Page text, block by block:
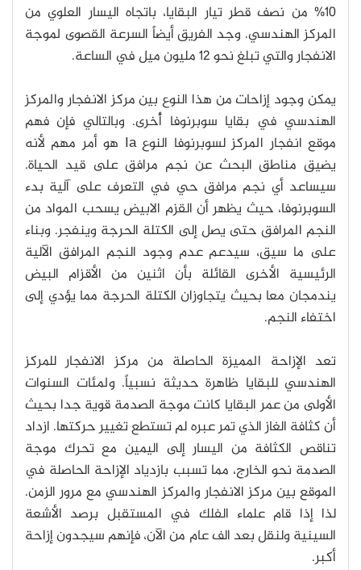
10% من نصف قطر تيار البقايا، باتجاه اليسار العلوي من
المركز الهندسي. وجد الفريق أيضاً السرعة القصوى لموجة
الانفجار والتي تبلغ نحو 12 مليون ميل في الساعة.
يمكن وجود إزاحات من هذا النوع بين مركز الانفجار والمركز
الهندسي في بقايا سوبرنوفا أُخرى. وبالتالي فإن فهم
موقع انفجار المركز لسوبرنوفا النوع Ia هو أمر مهم لأنه
يضيق مناطق البحث عن نجم مرافق على قيد الحياة.
سيساعد أي نجم مرافق حي في التعرف على آلية بدء
السوبرنوفا، حيث يظهر أن القزم الابيض يسحب المواد من
النجم المرافق حتى يصل إلى الكتلة الحرجة وينفجر. وبناء
على ما سيق، سيدعم عدم وجود النجم المرافق الآلية
الرئيسية الأخرى القائلة بأن اثنين من الأقزام البيض
يندمجان معا بحيث يتجاوزان الكتلة الحرجة مما يؤدي إلى
اختفاء النجم.
تعد الإزاحة المميزة الحاصلة من مركز الانفجار للمركز
الهندسي للبقايا ظاهرة حديثة نسبياً. ولمئات السنوات
الأولى من عمر البقايا كانت موجة الصدمة قوية جدا بحيث
أن كثافة الغاز الذي تمر عبره لم تستطع تغيير حركتها. ازداد
تناقص الكثافة من اليسار إلى اليمين مع تحرك موجة
الصدمة نحو الخارج، مما تسبب بازدياد الإزاحة الحاصلة في
الموقع بين مركز الانفجار والمركز الهندسي مع مرور الزمن.
لذا إذا قام علماء الفلك في المستقبل برصد الأشعة
السينية ولنقل بعد الف عام من الآن، فإنهم سيجدون إزاحة
أكبر.